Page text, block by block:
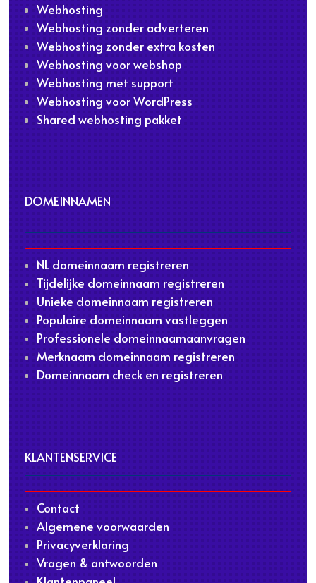
Webhosting
Webhosting zonder adverteren
Webhosting zonder extra kosten
Webhosting voor webshop
Webhosting met support
Webhosting voor WordPress
Shared webhosting pakket
DOMEINNAMEN
NL domeinnaam registreren
Tijdelijke domeinnaam registreren
Unieke domeinnaam registreren
Populaire domeinnaam vastleggen
Professionele domeinnaamaanvragen
Merknaam domeinnaam registreren
Domeinnaam check en registreren
KLANTENSERVICE
Contact
Algemene voorwaarden
Privacyverklaring
Vragen & antwoorden